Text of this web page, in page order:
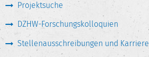
Projektsuche
DZHW-Forschungskolloquien
Stellenausschreibungen und Karriere